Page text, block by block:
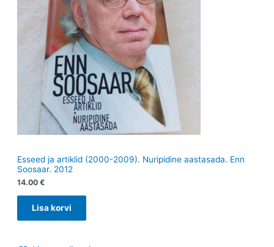
Esseed ja artiklid (2000-2009). Nuripidine aastasada. Enn
Soosaar. 2012
14.00 €
Lisa korvi